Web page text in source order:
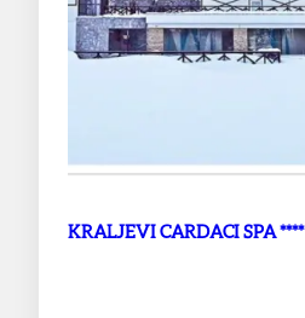
KRALJEVI CARDACI SPA ****